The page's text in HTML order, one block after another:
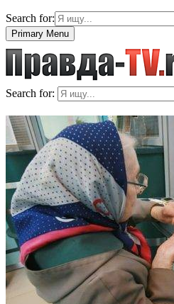
Search for:
Primary Menu
Search for: